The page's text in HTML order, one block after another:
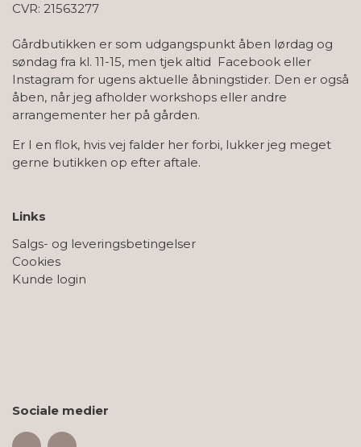
CVR: 21563277
Gårdbutikken er som udgangspunkt åben lørdag og
søndag fra kl. 11-15, men tjek altid Facebook eller
Instagram for ugens aktuelle åbningstider. Den er også
åben, når jeg afholder workshops eller andre
arrangementer her på gården.
Er I en flok, hvis vej falder her forbi, lukker jeg meget
gerne butikken op efter aftale.
Links
Salgs- og leveringsbetingelser
Cookies
Kunde login
Sociale medier